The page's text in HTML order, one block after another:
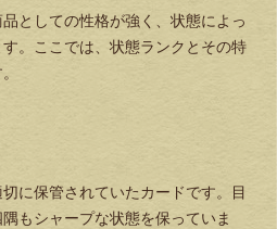
としての性格が強く、状態によっ
。ここでは、状態ランクとその特
に保管されていたカードです。目
もシャープな状態を保っていま